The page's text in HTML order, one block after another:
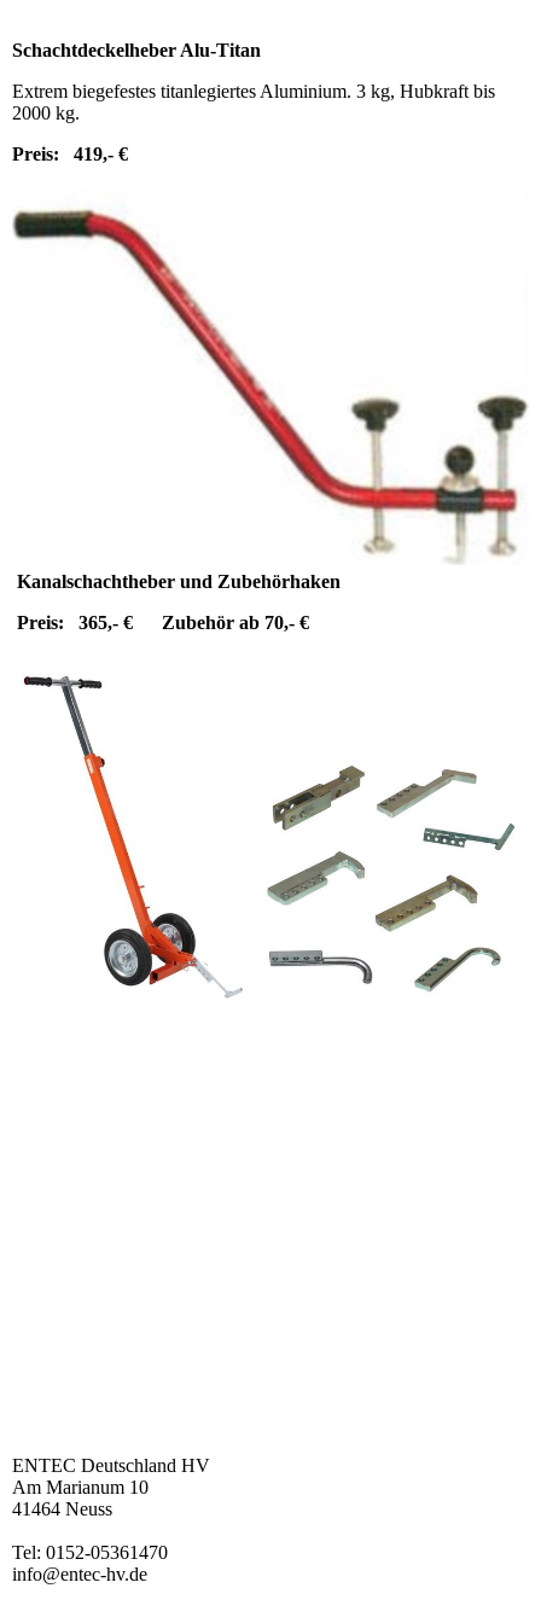
Schachtdeckelheber Alu-Titan
Extrem biegefestes titanlegiertes Aluminium. 3 kg, Hubkraft bis
2000 kg.
Preis: 419,- €
Kanalschachtheber und Zubehörhaken
Preis: 365,- € Zubehör ab 70,- €
ENTEC Deutschland HV
Am Marianum 10
41464 Neuss
Tel: 0152-05361470
info@entec-hv.de